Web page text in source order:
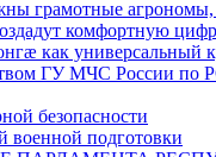
грамотные агрономы,
комфортную
как универсальный
ГУ МЧС России по
безопасности
военной подготовки